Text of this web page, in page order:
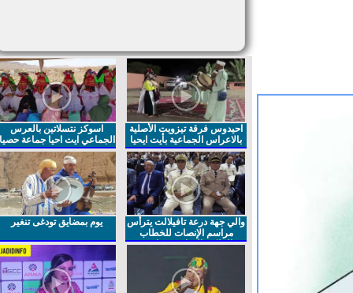
احيدوس فرقة تيزويت الأصلية
بالاعراس الجماعية بأيت ايحيا
اسوكز نتسلاتين بالعرس
الجماعي ايت احيا جماعة حصيا
والي جهة درعة تافيلالت يترأس
مراسم الإنصات للخطاب
الملكي السامي بمناسبة
يوم بمضايق تودغى تنغير